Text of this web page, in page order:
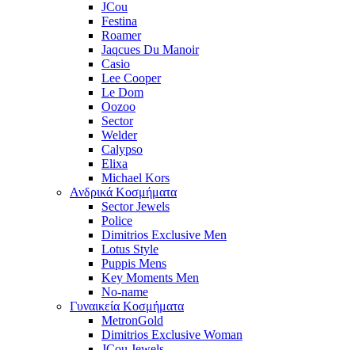
JCou
Festina
Roamer
Jaqcues Du Manoir
Casio
Lee Cooper
Le Dom
Oozoo
Sector
Welder
Calypso
Elixa
Michael Kors
Ανδρικά Κοσμήματα
Sector Jewels
Police
Dimitrios Exclusive Men
Lotus Style
Puppis Mens
Key Moments Men
No-name
Γυναικεία Κοσμήματα
MetronGold
Dimitrios Exclusive Woman